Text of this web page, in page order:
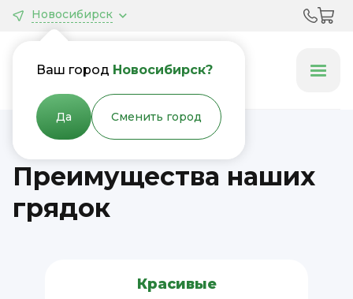
Новосибирск
Ваш город Новосибирск?
Да Сменить город
Грядки & Клумбы
Преимущества наших
грядок
Красивые